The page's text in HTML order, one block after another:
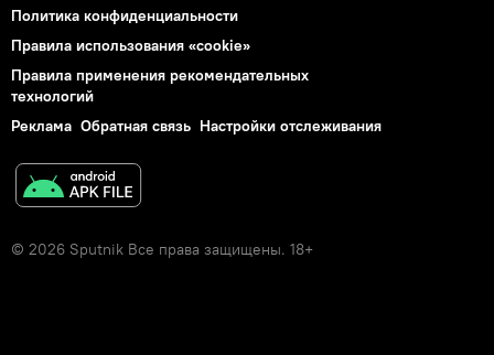
Политика конфиденциальности
Правила использования «cookie»
Правила применения рекомендательных
технологий
Реклама Обратная связь Настройки отслеживания
© 2026 Sputnik Все права защищены. 18+